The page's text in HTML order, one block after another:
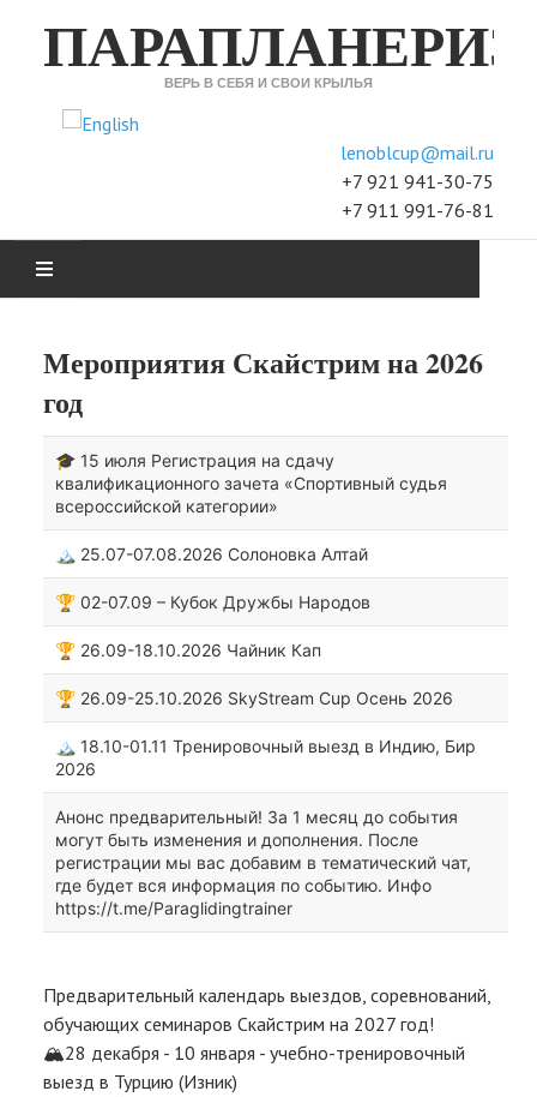
ВЕРЬ В СЕБЯ И СВОИ КРЫЛЬЯ
Выберите язык
lenoblcup@mail.ru
+7 921 941-30-75
+7 911 991-76-81
ACCURACY
H&F
ПРОГРЕСС
ВЫЕЗДЫ
INFO
ВХОД
КОНТАКТЫ
Мероприятия Скайстрим на 2026
год
🎓 15 июля Регистрация на сдачу
квалификационного зачета «Спортивный судья
всероссийской категории»
🏔 25.07-07.08.2026 Солоновка Алтай
🏆 02-07.09 – Кубок Дружбы Народов
🏆 26.09-18.10.2026 Чайник Кап
🏆 26.09-25.10.2026 SkyStream Cup Осень 2026
🏔 18.10-01.11 Тренировочный выезд в Индию, Бир
2026
Анонс предварительный! За 1 месяц до события
могут быть изменения и дополнения. После
регистрации мы вас добавим в тематический чат,
где будет вся информация по событию. Инфо
https://t.me/Paraglidingtrainer
Предварительный календарь выездов, соревнований,
обучающих семинаров Скайстрим на 2027 год!
🏔️28 декабря - 10 января - учебно-тренировочный
выезд в Турцию (Изник)